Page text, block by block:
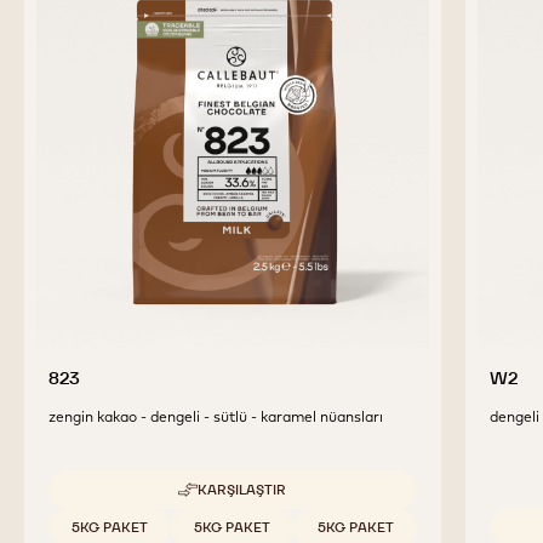
823
zengin kakao - dengeli - sütlü - karamel nüansları
KARŞILAŞTIR
-
Uygun boyutlar
5KG PAKET 5KG PAKET 5KG PAKET
W2
dengeli